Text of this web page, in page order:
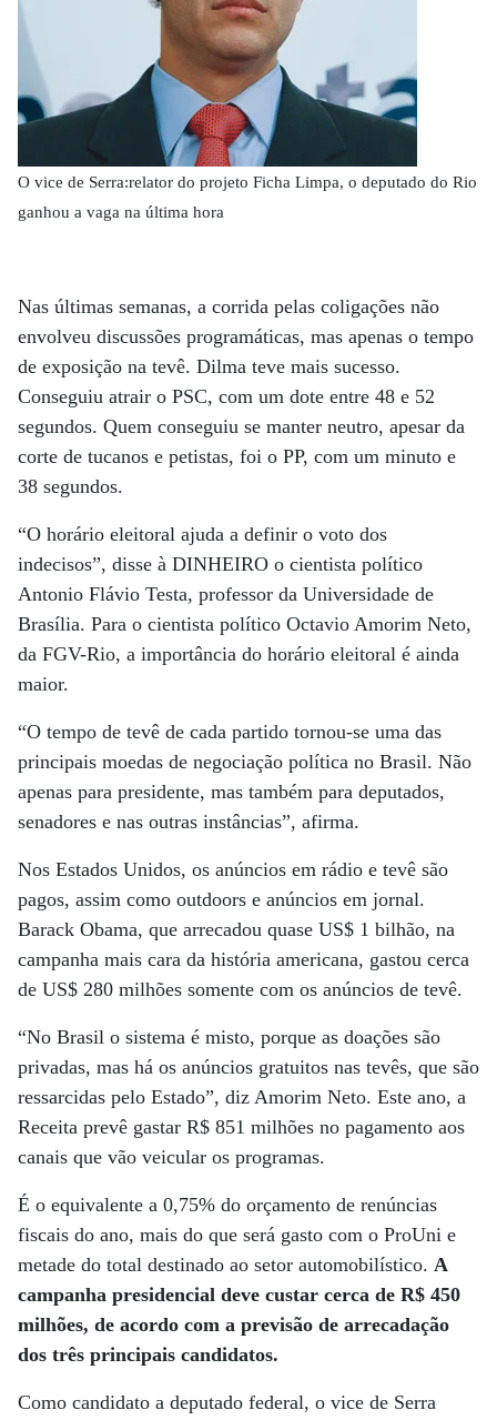
O vice de Serra:relator do projeto Ficha Limpa, o deputado do Rio
ganhou a vaga na última hora
Nas últimas semanas, a corrida pelas coligações não
envolveu discussões programáticas, mas apenas o tempo
de exposição na tevê. Dilma teve mais sucesso.
Conseguiu atrair o PSC, com um dote entre 48 e 52
segundos. Quem conseguiu se manter neutro, apesar da
corte de tucanos e petistas, foi o PP, com um minuto e
38 segundos.
“O horário eleitoral ajuda a definir o voto dos
indecisos”, disse à DINHEIRO o cientista político
Antonio Flávio Testa, professor da Universidade de
Brasília. Para o cientista político Octavio Amorim Neto,
da FGV-Rio, a importância do horário eleitoral é ainda
maior.
“O tempo de tevê de cada partido tornou-se uma das
principais moedas de negociação política no Brasil. Não
apenas para presidente, mas também para deputados,
senadores e nas outras instâncias”, afirma.
Nos Estados Unidos, os anúncios em rádio e tevê são
pagos, assim como outdoors e anúncios em jornal.
Barack Obama, que arrecadou quase US$ 1 bilhão, na
campanha mais cara da história americana, gastou cerca
de US$ 280 milhões somente com os anúncios de tevê.
“No Brasil o sistema é misto, porque as doações são
privadas, mas há os anúncios gratuitos nas tevês, que são
ressarcidas pelo Estado”, diz Amorim Neto. Este ano, a
Receita prevê gastar R$ 851 milhões no pagamento aos
canais que vão veicular os programas.
É o equivalente a 0,75% do orçamento de renúncias
fiscais do ano, mais do que será gasto com o ProUni e
metade do total destinado ao setor automobilístico. A
campanha presidencial deve custar cerca de R$ 450
milhões, de acordo com a previsão de arrecadação
dos três principais candidatos.
Como candidato a deputado federal, o vice de Serra